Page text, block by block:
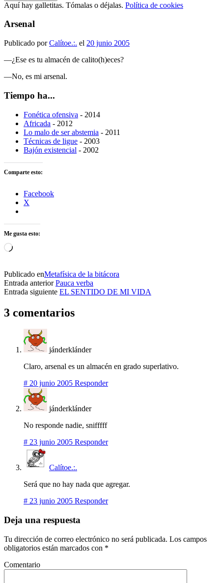
Aquí hay galletitas. Tómalas o déjalas. Política de cookies
Arsenal
Publicado porCalítoe.:. el 20 junio 2005
—¿Ese es tu almacén de calito(h)eces?
—No, es mi arsenal.
Tiempo ha...
Fonética ofensiva - 2014
Africada - 2012
Lo malo de ser abstemia - 2011
Técnicas de ligue - 2003
Bajón existencial - 2002
Comparte esto:
Facebook
X
Me gusta esto:
Cargando...
Publicado enMetafísica de la bitácora
Entrada anterior Pauca verba
Entrada siguiente EL SENTIDO DE MI VIDA
3 comentarios
jánderklánder
Claro, arsenal es un almacén en grado superlativo.
# 20 junio 2005 Responder
jánderklánder
No responde nadie, snifffff
# 23 junio 2005 Responder
Calítoe.:.
Será que no hay nada que agregar.
# 23 junio 2005 Responder
Deja una respuesta
Tu dirección de correo electrónico no será publicada. Los campos
obligatorios están marcados con *
Comentario